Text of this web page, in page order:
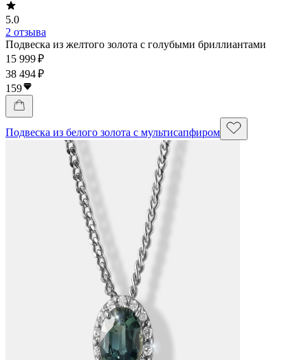
5.0
2 отзыва
Подвеска из желтого золота с голубыми бриллиантами
15 999 ₽
38 494 ₽
159
Подвеска из белого золота с мультисапфиром